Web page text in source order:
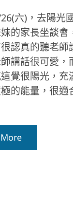
六)，去陽光
的家長坐談會
認真的聽老師
講話很可愛，
覺很陽光，充
的能量，很適